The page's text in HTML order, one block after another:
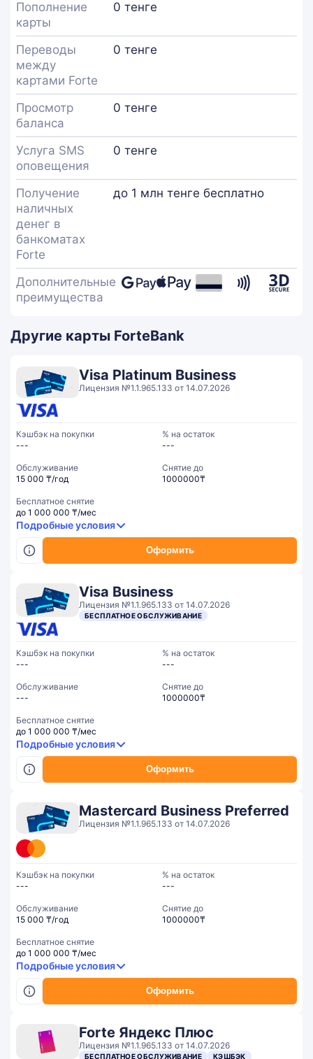
Пополнение
карты
0 тенге
Переводы
между
картами Forte
0 тенге
Просмотр
баланса
0 тенге
Услуга SMS
оповещения
0 тенге
Получение
наличных
денег в
банкоматах
Forte
до 1 млн тенге бесплатно
Дополнительные
преимущества
Другие карты ForteBank
Visa Platinum Business
Лицензия №1.1.965.133 от 14.07.2026
Оформить
Кэшбэк на покупки
---
% на остаток
---
Обслуживание
15 000 ₸/год
Cнятие до
1000000₸
Бесплатное снятие
до 1 000 000 ₸/мес
Подробные условия
Visa Business
Лицензия №1.1.965.133 от 14.07.2026
БЕСПЛАТНОЕ ОБСЛУЖИВАНИЕ
Оформить
Кэшбэк на покупки
---
% на остаток
---
Обслуживание
---
Cнятие до
1000000₸
Бесплатное снятие
до 1 000 000 ₸/мес
Подробные условия
Mastercard Business Preferred
Лицензия №1.1.965.133 от 14.07.2026
Оформить
Кэшбэк на покупки
---
% на остаток
---
Обслуживание
15 000 ₸/год
Cнятие до
1000000₸
Бесплатное снятие
до 1 000 000 ₸/мес
Подробные условия
Forte Яндекс Плюс
Лицензия №1.1.965.133 от 14.07.2026
БЕСПЛАТНОЕ ОБСЛУЖИВАНИЕ КЭШБЭК